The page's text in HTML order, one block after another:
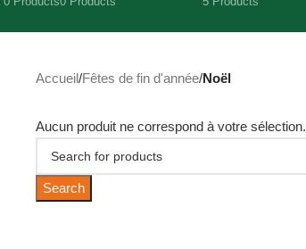
Accueil/Fêtes de fin d'année/Noël
Aucun produit ne correspond à votre sélection.
Search